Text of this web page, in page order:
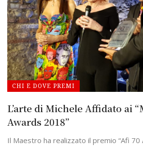
CHI E DOVE PREMI
L’arte di Michele Affidato ai
Awards 2018”
Il Maestro ha realizzato il premio “Afi 70